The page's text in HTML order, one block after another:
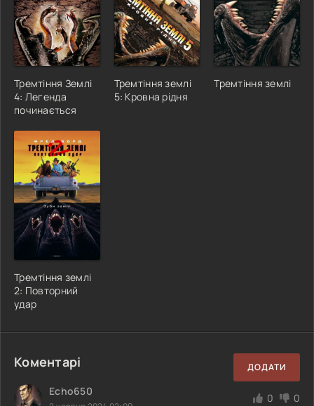
Тремтіння Землі
4: Легенда
починається
Тремтіння землі
5: Кровна рідня
Тремтіння землі
Тремтіння землі
2: Повторний
удар
Коментарі ДОДАТИ
Echo650
0 0